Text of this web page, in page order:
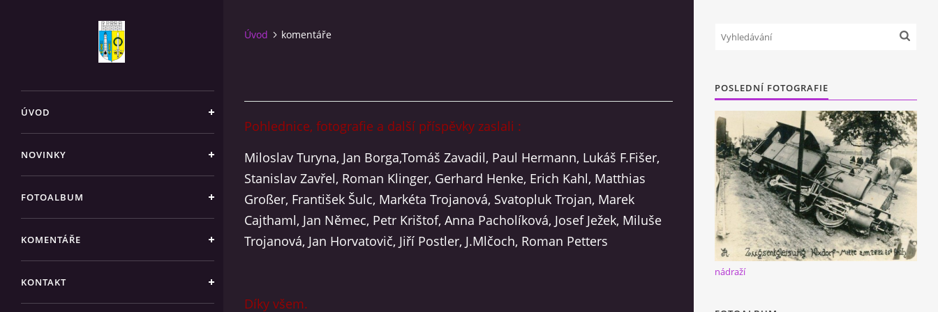
ÚVOD
NOVINKY
FOTOALBUM
KOMENTÁŘE
KONTAKT
Úvod komentáře
Pohlednice, fotografie a další příspěvky zaslali :
Miloslav Turyna, Jan Borga,Tomáš Zavadil, Paul Hermann, Lukáš F.Fišer,
Stanislav Zavřel, Roman Klinger, Gerhard Henke, Erich Kahl, Matthias
Großer, František Šulc, Markéta Trojanová, Svatopluk Trojan, Marek
Cajthaml, Jan Němec, Petr Krištof, Anna Pacholíková, Josef Ježek, Miluše
Trojanová, Jan Horvatovič, Jiří Postler, J.Mlčoch, Roman Petters
Díky všem.
POSLEDNÍ FOTOGRAFIE
nádraží